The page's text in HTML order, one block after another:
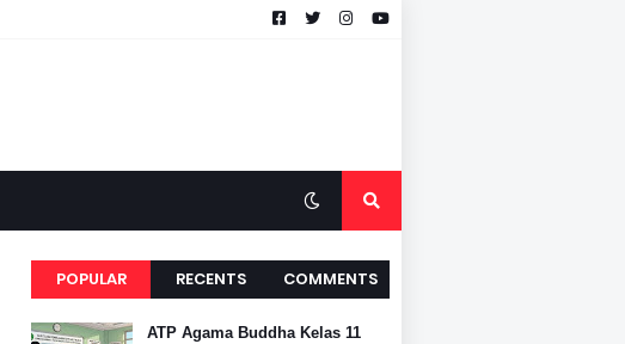
POPULAR RECENTS COMMENTS
ATP Agama Buddha Kelas 11